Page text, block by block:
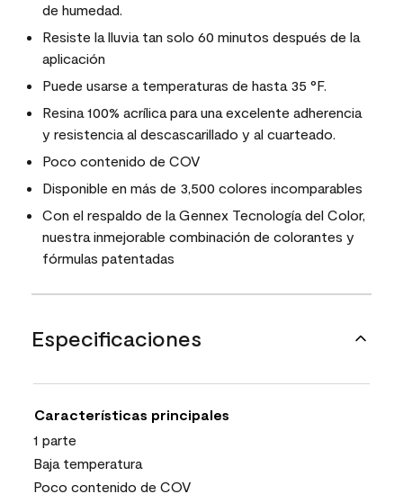
de humedad.
Resiste la lluvia tan solo 60 minutos después de la
aplicación
Puede usarse a temperaturas de hasta 35 °F.
Resina 100% acrílica para una excelente adherencia
y resistencia al descascarillado y al cuarteado.
Poco contenido de COV
Disponible en más de 3,500 colores incomparables
Con el respaldo de la Gennex Tecnología del Color,
nuestra inmejorable combinación de colorantes y
fórmulas patentadas
Especificaciones
Características principales
1 parte
Baja temperatura
Poco contenido de COV